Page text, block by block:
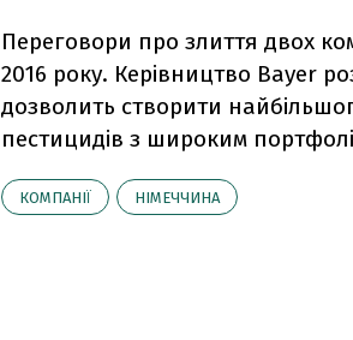
Переговори про злиття двох
2016 року. Керівництво Bayer
дозволить створити
пестицидів з широким
КОМПАНІЇ НІМЕЧЧИНА